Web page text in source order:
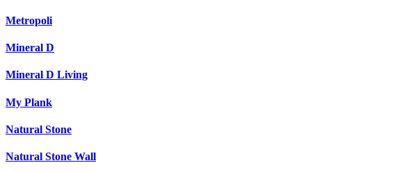
Metropoli
Mineral D
Mineral D Living
My Plank
Natural Stone
Natural Stone Wall